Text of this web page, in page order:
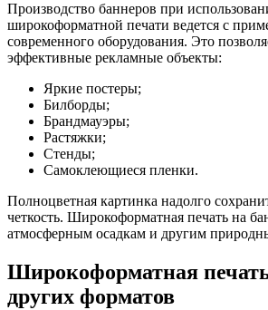
Производство баннеров при
широкоформатной печати ведется с
современного оборудования. Это
эффективные рекламные объекты:
Яркие постеры;
Билборды;
Брандмауэры;
Растяжки;
Стенды;
Самоклеющиеся пленки.
Полноцветная картинка надолго
четкость. Широкоформатная печать на
атмосферным осадкам и другим
Широкоформатная
других форматов